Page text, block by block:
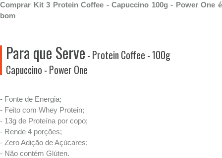
Comprar Kit 3 Protein Coffee - Capuccino 100g - Power One é
bom
Para que Serve - Protein Coffee - 100g
Capuccino - Power One
- Fonte de Energia;
- Feito com Whey Protein;
- 13g de Proteína por copo;
- Rende 4 porções;
- Zero Adição de Açúcares;
- Não contém Glúten.